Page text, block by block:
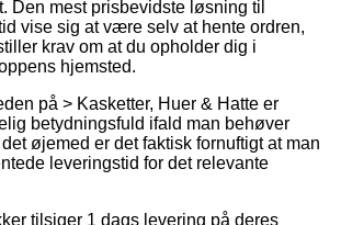
Den mest prisbevidste løsning til
vise sig at være selv at hente ordren,
krav om at du opholder dig i
hjemsted.
på > Kasketter, Huer & Hatte er
betydningsfuld ifald man behøver
øjemed er det faktisk fornuftigt at man
leveringstid for det relevante
tilsiger 1 dags levering på deres